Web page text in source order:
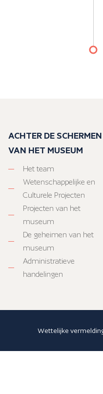
ACHTER DE SCHERMEN
VAN HET MUSEUM
Het team
Wetenschappelijke en
Culturele Projecten
Projecten van het
museum
De geheimen van het
museum
Administratieve
handelingen
Wettelijke